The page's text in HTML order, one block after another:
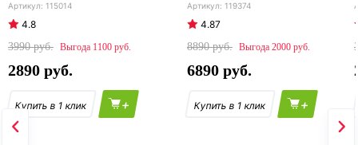
115014
4.8
3990
1100
2890
+
119374
4.87
8890
2000
6890
+